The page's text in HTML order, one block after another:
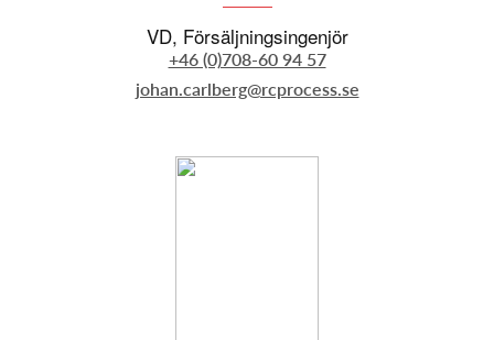
VD, Försäljningsingenjör
+46 (0)708-60 94 57
johan.carlberg@rcprocess.se